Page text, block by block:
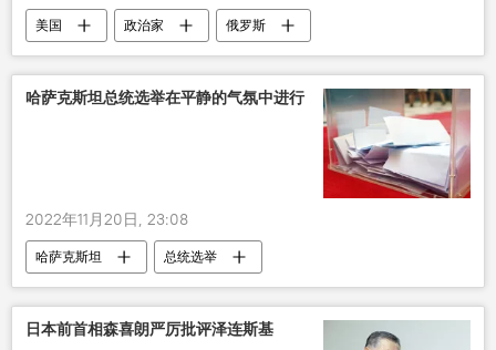
美国 政治家
俄罗斯
特别行动
北约 扩张
哈萨克斯坦总统选举在平静的气氛中进行
2022年11月20日, 23:08
哈萨克斯坦 总统选举
日本前首相森喜朗严厉批评泽连斯基